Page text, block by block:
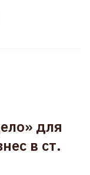
для
в ст.